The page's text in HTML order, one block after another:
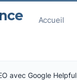
Accueil
avec Google Helpful